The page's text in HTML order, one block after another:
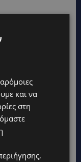
και να
στη